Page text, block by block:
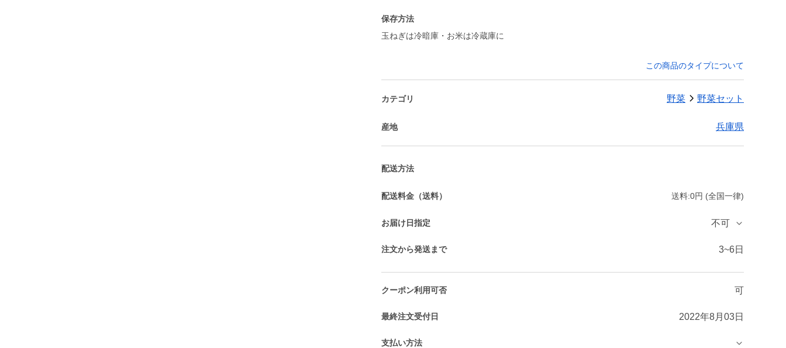
保存方法
玉ねぎは冷暗庫・お米は冷蔵庫に
この商品のタイプについて
カテゴリ 野菜 野菜セット
産地 兵庫県
配送方法
配送料金（送料） 送料:0円 (全国一律)
お届け日指定 不可
注文から発送まで 3~6日
クーポン利用可否 可
最終注文受付日 2022年8月03日
支払い方法